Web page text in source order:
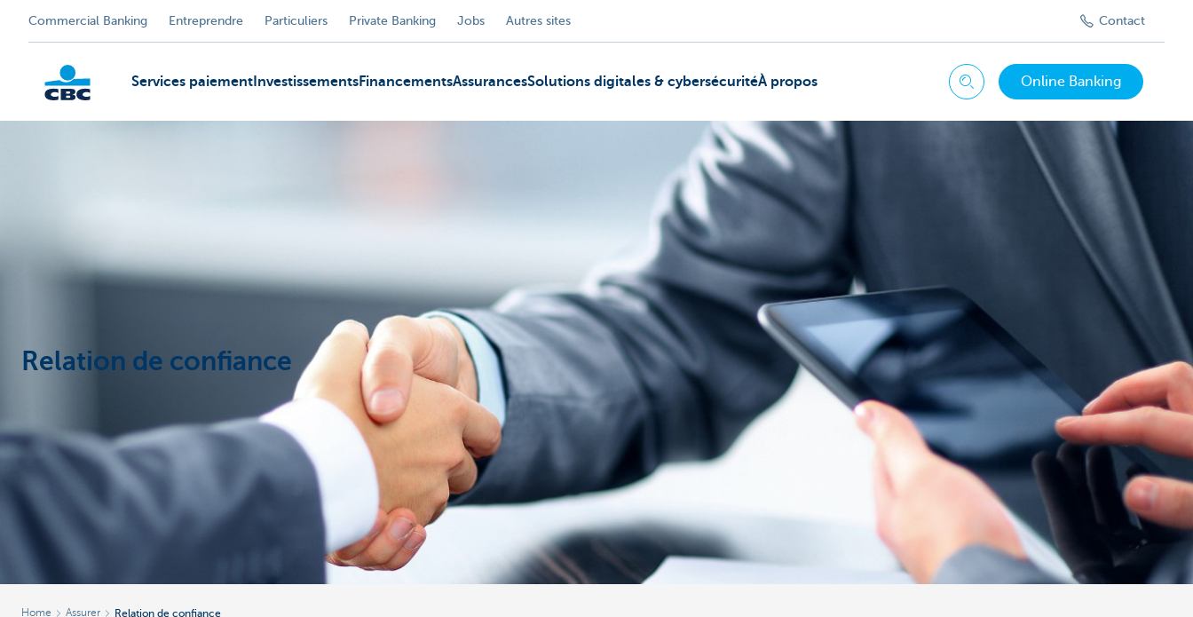
Commercial Banking Entreprendre Particuliers Private Banking Jobs Autres sites Contact
Corporate
Services paiement InvestissementsFinancementsAssurancesSolutions digitales & cybersécuritéÀ propos ChercherOnline Banking
Relation de confiance
Home Assurer Relation de confiance